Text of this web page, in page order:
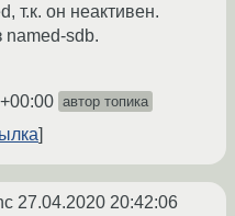
т.к. он неактивен.
named-sdb.
автор топика
27.04.2020 20:42:06